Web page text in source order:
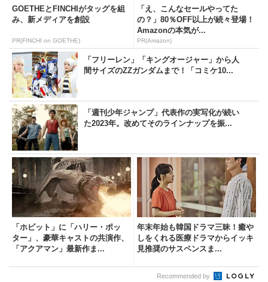
GOETHEとFINCHIがタッグを組
み、新メディアを創設
PR(FINCHI on GOETHE)
「え、こんなセールやってた
の？」80％OFF以上が続々登場！
Amazonの本気が...
PR(Amazon)
「フリーレン」「キングオージャー」から人
間サイズのZZガンダムまで！「コミケ10...
「週刊少年ジャンプ」代表作の実写化が続い
た2023年。改めてそのラインナップを振...
「ホビット」に「ハリー・ポッ
ター」、豪華キャストの共演作、
「アクアマン」最新作ま...
年末年始も韓国ドラマ三昧！癒や
しをくれる医療ドラマからイッキ
見推奨のサスペンスま...
Recommended by